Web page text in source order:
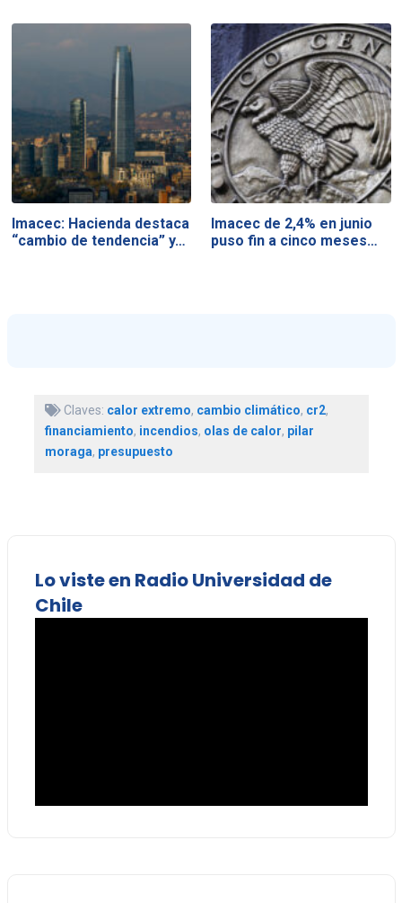
Imacec: Hacienda destaca
“cambio de tendencia” y…
Imacec de 2,4% en junio
puso fin a cinco meses…
Claves: calor extremo, cambio climático, cr2,
financiamiento, incendios, olas de calor, pilar
moraga, presupuesto
Lo viste en Radio Universidad de
Chile